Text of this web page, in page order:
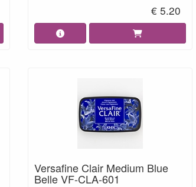
€ 5.20
Versafine Clair Medium Blue
Belle VF-CLA-601